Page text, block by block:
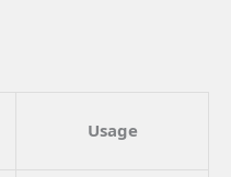
Usage